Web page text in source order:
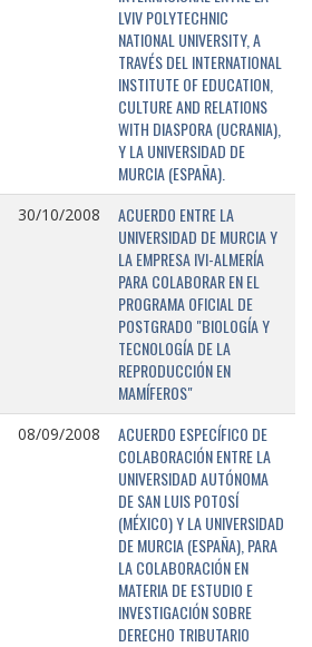
LVIV POLYTECHNIC
NATIONAL UNIVERSITY, A
TRAVÉS DEL INTERNATIONAL
INSTITUTE OF EDUCATION,
CULTURE AND RELATIONS
WITH DIASPORA (UCRANIA),
Y LA UNIVERSIDAD DE
MURCIA (ESPAÑA).
30/10/2008
ACUERDO ENTRE LA
UNIVERSIDAD DE MURCIA Y
LA EMPRESA IVI-ALMERÍA
PARA COLABORAR EN EL
PROGRAMA OFICIAL DE
POSTGRADO "BIOLOGÍA Y
TECNOLOGÍA DE LA
REPRODUCCIÓN EN
MAMÍFEROS"
08/09/2008
ACUERDO ESPECÍFICO DE
COLABORACIÓN ENTRE LA
UNIVERSIDAD AUTÓNOMA
DE SAN LUIS POTOSÍ
(MÉXICO) Y LA UNIVERSIDAD
DE MURCIA (ESPAÑA), PARA
LA COLABORACIÓN EN
MATERIA DE ESTUDIO E
INVESTIGACIÓN SOBRE
DERECHO TRIBUTARIO